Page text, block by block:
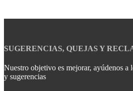
SUGERENCIAS, QUEJAS Y
Nuestro objetivo es mejorar, ayúdenos a
y sugerencias